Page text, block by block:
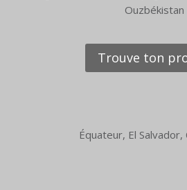
Ouzbékistan
Trouve ton
Équateur, El Salvador,